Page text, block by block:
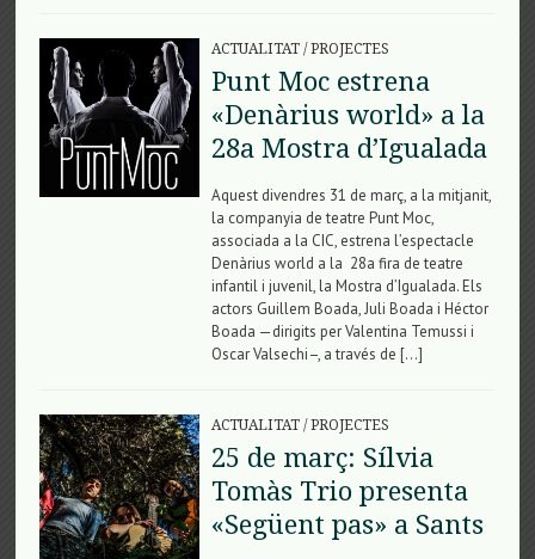
ACTUALITAT/PROJECTES
Punt Moc estrena
«Denàrius world» a la
28a Mostra d’Igualada
Aquest divendres 31 de març, a la mitjanit,
la companyia de teatre Punt Moc,
associada a la CIC, estrena l’espectacle
Denàrius world a la 28a fira de teatre
infantil i juvenil, la Mostra d’Igualada. Els
actors Guillem Boada, Juli Boada i Héctor
Boada —dirigits per Valentina Temussi i
Oscar Valsechi–, a través de […]
ACTUALITAT/PROJECTES
25 de març: Sílvia
Tomàs Trio presenta
«Següent pas» a Sants